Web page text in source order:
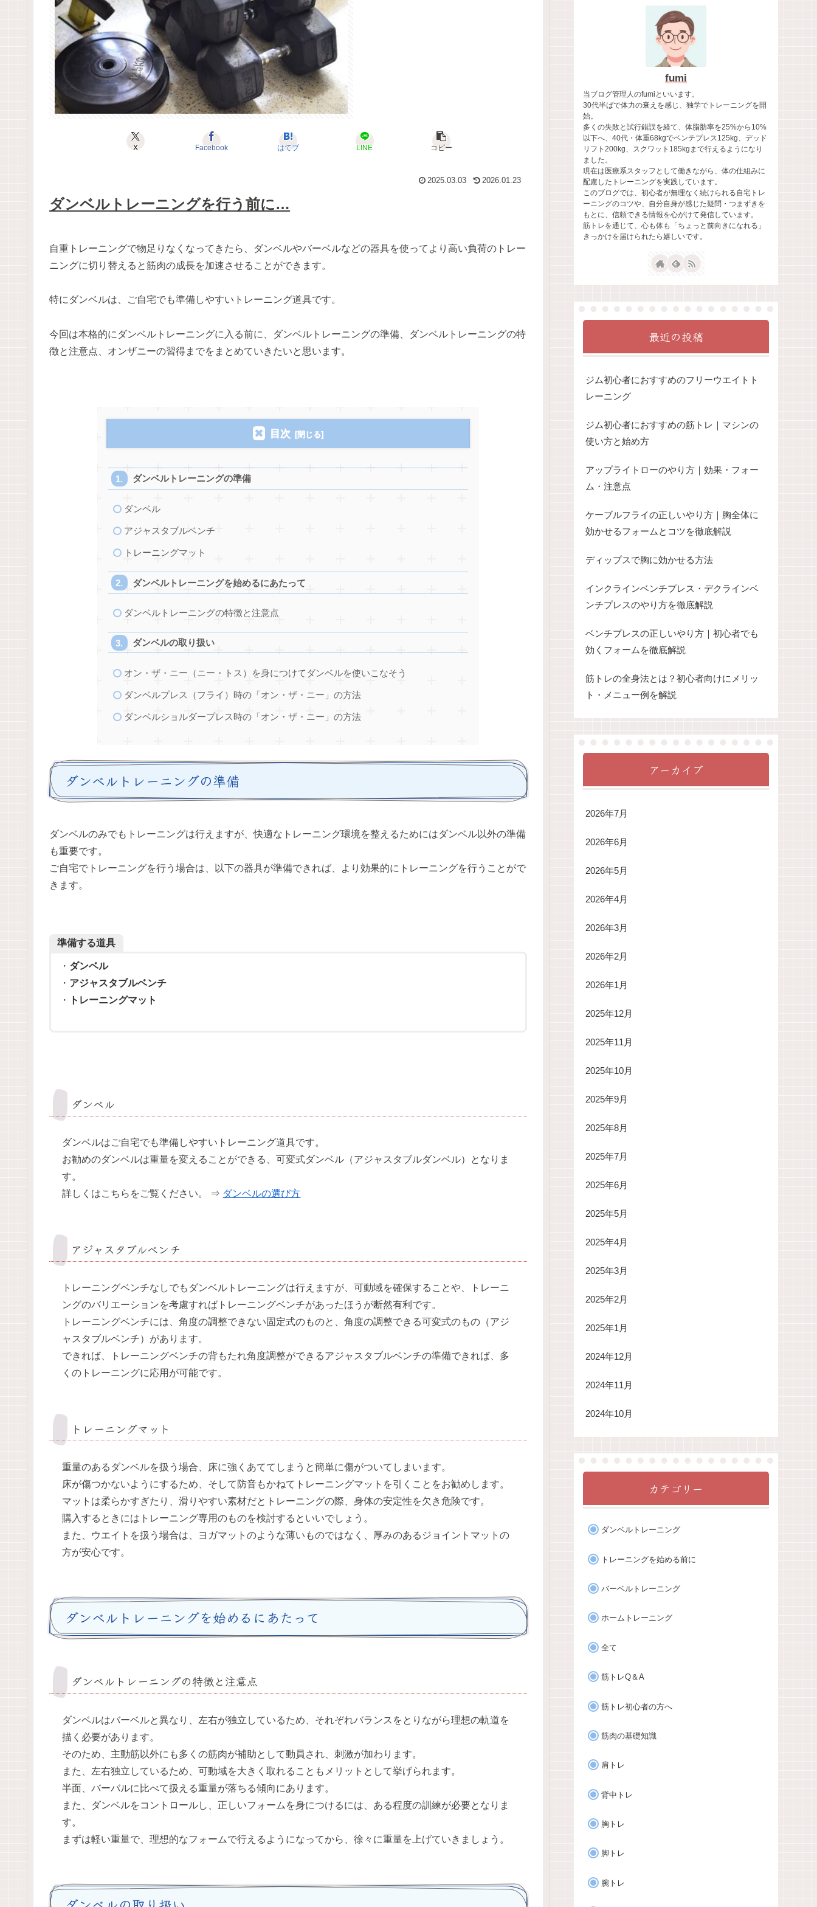
X Facebook はてブ LINE コピー
2025.03.03 2026.01.23
ダンベルトレーニングを行う前に…
自重トレーニングで物足りなくなってきたら、ダンベルやバーベルなどの器具を使ってより高い負荷のトレー
ニングに切り替えると筋肉の成長を加速させることができます。
特にダンベルは、ご自宅でも準備しやすいトレーニング道具です。
今回は本格的にダンベルトレーニングに入る前に、ダンベルトレーニングの準備、ダンベルトレーニングの特
徴と注意点、オンザニーの習得までをまとめていきたいと思います。
目次
ダンベルトレーニングの準備
ダンベル
アジャスタブルベンチ
トレーニングマット
ダンベルトレーニングを始めるにあたって
ダンベルトレーニングの特徴と注意点
ダンベルの取り扱い
オン・ザ・ニー（ニー・トス）を身につけてダンベルを使いこなそう
ダンベルプレス（フライ）時の「オン・ザ・ニー」の方法
ダンベルショルダープレス時の「オン・ザ・ニー」の方法
ダンベルトレーニングの準備
ダンベルのみでもトレーニングは行えますが、快適なトレーニング環境を整えるためにはダンベル以外の準備
も重要です。
ご自宅でトレーニングを行う場合は、以下の器具が準備できれば、より効果的にトレーニングを行うことがで
きます。
準備する道具
・ ダンベル
・ アジャスタブルベンチ
・
トレーニングマット
ダンベル
ダンベルはご自宅でも準備しやすいトレーニング道具です。
お勧めのダンベルは重量を変えることができる、可変式ダンベル（アジャスタブルダンベル）となりま
す。
詳しくはこちらをご覧ください。 ⇒ ダンベルの選び方
アジャスタブルベンチ
トレーニングベンチなしでもダンベルトレーニングは行えますが、可動域を確保することや、トレーニ
ングのバリエーションを考慮すればトレーニングベンチがあったほうが断然有利です。
トレーニングベンチには、角度の調整できない固定式のものと、角度の調整できる可変式のもの（アジ
ャスタブルベンチ）があります。
できれば、トレーニングベンチの背もたれ角度調整ができるアジャスタブルベンチの準備できれば、多
くのトレーニングに応用が可能です。
トレーニングマット
重量のあるダンベルを扱う場合、床に強くあててしまうと簡単に傷がついてしまいます。
床が傷つかないようにするため、そして防音もかねてトレーニングマットを引くことをお勧めします。
マットは柔らかすぎたり、滑りやすい素材だとトレーニングの際、身体の安定性を欠き危険です。
購入するときにはトレーニング専用のものを検討するといいでしょう。
また、ウエイトを扱う場合は、ヨガマットのような薄いものではなく、厚みのあるジョイントマットの
方が安心です。
ダンベルトレーニングを始めるにあたって
ダンベルトレーニングの特徴と注意点
ダンベルはバーベルと異なり、左右が独立しているため、それぞれバランスをとりながら理想の軌道を
描く必要があります。
そのため、主動筋以外にも多くの筋肉が補助として動員され、刺激が加わります。
また、左右独立しているため、可動域を大きく取れることもメリットとして挙げられます。
半面、バーバルに比べて扱える重量が落ちる傾向にあります。
また、ダンベルをコントロールし、正しいフォームを身につけるには、ある程度の訓練が必要となりま
す。
まずは軽い重量で、理想的なフォームで行えるようになってから、徐々に重量を上げていきましょう。
fumi
当ブログ管理人のfumiといいます。
30代半ばで体力の衰えを感じ、独学でトレーニングを開
始。
多くの失敗と試行錯誤を経て、体脂肪率を25%から10%
以下へ、40代・体重68kgでベンチプレス125kg、デッド
リフト200kg、スクワット185kgまで行えるようになり
ました。
現在は医療系スタッフとして働きながら、体の仕組みに
配慮したトレーニングを実践しています。
このブログでは、初心者が無理なく続けられる自宅トレ
ーニングのコツや、自分自身が感じた疑問・つまずきを
もとに、信頼できる情報を心がけて発信しています。
筋トレを通じて、心も体も「ちょっと前向きになれる」
きっかけを届けられたら嬉しいです。
最近の投稿
ジム初心者におすすめのフリーウエイトト
レーニング
ジム初心者におすすめの筋トレ｜マシンの
使い方と始め方
アップライトローのやり方｜効果・フォー
ム・注意点
ケーブルフライの正しいやり方｜胸全体に
効かせるフォームとコツを徹底解説
ディップスで胸に効かせる方法
インクラインベンチプレス・デクラインベ
ンチプレスのやり方を徹底解説
ベンチプレスの正しいやり方｜初心者でも
効くフォームを徹底解説
筋トレの全身法とは？初心者向けにメリッ
ト・メニュー例を解説
アーカイブ
2026年7月
2026年6月
2026年5月
2026年4月
2026年3月
2026年2月
2026年1月
2025年12月
2025年11月
2025年10月
2025年9月
2025年8月
2025年7月
2025年6月
2025年5月
2025年4月
2025年3月
2025年2月
2025年1月
2024年12月
2024年11月
2024年10月
カテゴリー
ダンベルトレーニング
トレーニングを始める前に
バーベルトレーニング
ホームトレーニング
全て
筋トレQ＆A
筋トレ初心者の方へ
筋肉の基礎知識
肩トレ
背中トレ
胸トレ
脚トレ
腕トレ